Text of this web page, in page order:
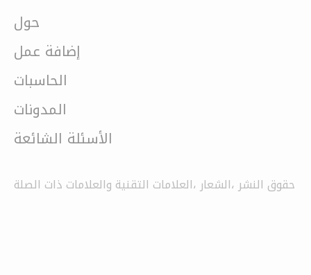
حول
إضافة عمل
الحاسبات
المدونات
الأسئلة الشائعة
حقوق النشر ،الشعار ،العلامات التقنية والعلامات ذات الصلة